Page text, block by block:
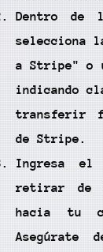
Dentro de
selecciona
a Stripe" o
indicando
transferir
de Stripe.
Ingresa el
retirar de
hacia tu
Asegúrate